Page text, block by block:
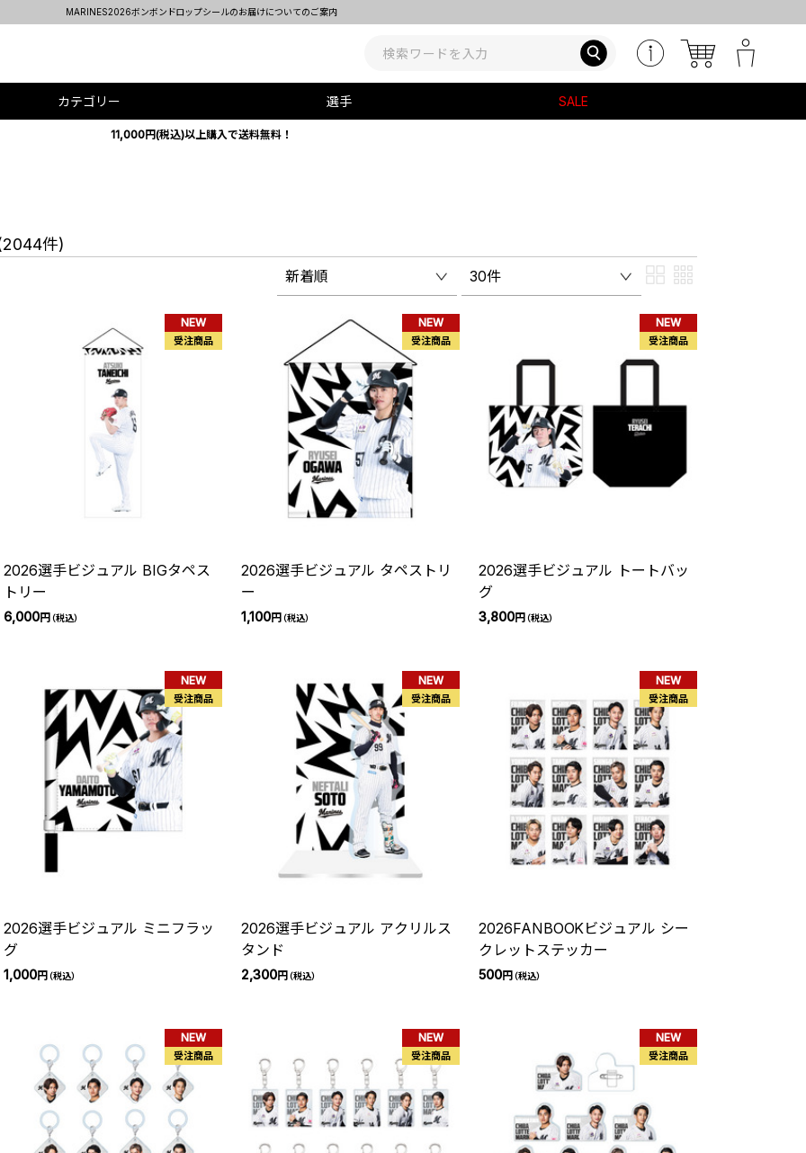
MARINES2026ボンボンドロップシールのお届けについてのご案内
カテゴリー 選手 SALE
11,000円(税込)以上購入で送料無料！
件)
新着順 30件
NEW
受注商品
2026選手ビジュアル BIGタペス
トリー
6,000円（税込）
NEW
受注商品
2026選手ビジュアル タペストリ
ー
1,100円（税込）
NEW
受注商品
2026選手ビジュアル トートバッ
グ
3,800円（税込）
NEW
受注商品
2026選手ビジュアル ミニフラッ
グ
1,000円（税込）
NEW
受注商品
2026選手ビジュアル アクリルス
タンド
2,300円（税込）
NEW
受注商品
2026FANBOOKビジュアル シー
クレットステッカー
500円（税込）
NEW
受注商品
NEW
受注商品
NEW
受注商品